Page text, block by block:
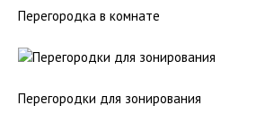
Перегородка в комнате
Перегородки для зонирования